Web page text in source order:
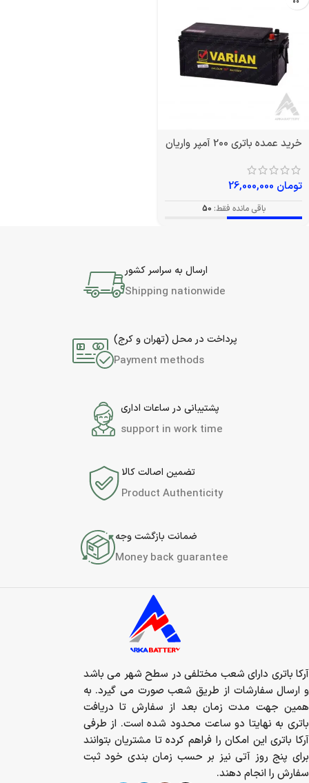
خرید عمده باتری 200 آمپر واریان
تومان
باقی مانده فقط: 50
ارسال به سراسر کشور
Shipping nationwide
پرداخت در محل (تهران و کرج)
Payment methods
پشتیبانی در ساعات اداری
support in work time
تضمین اصالت کالا
Product Authenticity
ضمانت بازگشت وجه
Money back guarantee
آرکا باتری دارای شعب مختلفی در سطح شهر می باشد
و ارسال سفارشات از طریق شعب صورت می گیرد. به
همین جهت مدت زمان بعد از سفارش تا دریافت
باتری به نهایتا دو ساعت محدود شده است. از طرفی
آرکا باتری این امکان را فراهم کرده تا مشتریان بتوانند
برای پنج روز آتی نیز بر حسب زمان بندی خود ثبت
سفارش را انجام دهند.